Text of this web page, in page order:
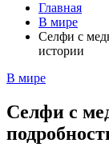
Главная
В мире
Селфи с
истории
В мире
Селфи с